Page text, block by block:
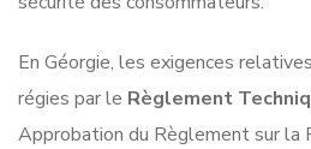
En Géorgie, les exigences
régies par le Règlement
Approbation du Règlement sur la